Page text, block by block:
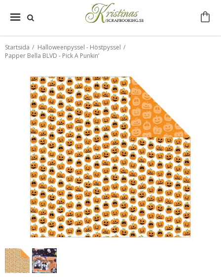
Startsida / Halloweenpyssel - Höstpyssel /
Papper Bella BLVD - Pick A Punkin’